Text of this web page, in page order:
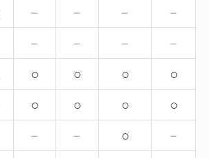
－ － － －
－ － － －
○ ○ ○ ○
○ ○ ○ ○
－ － ○ －